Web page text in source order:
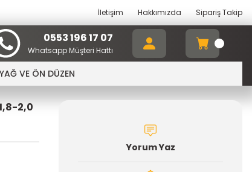
İletişim Hakkımızda Sipariş Takip
0553 196 17 07
Whatsapp Müşteri Hattı
YAĞ VE ÖN DÜZEN
2,0
Yorum Yaz